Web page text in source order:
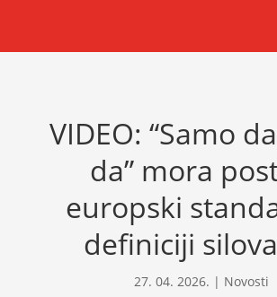
VIDEO: “Samo
da” mora
europski
definiciji
27. 04. 2026. | Novosti